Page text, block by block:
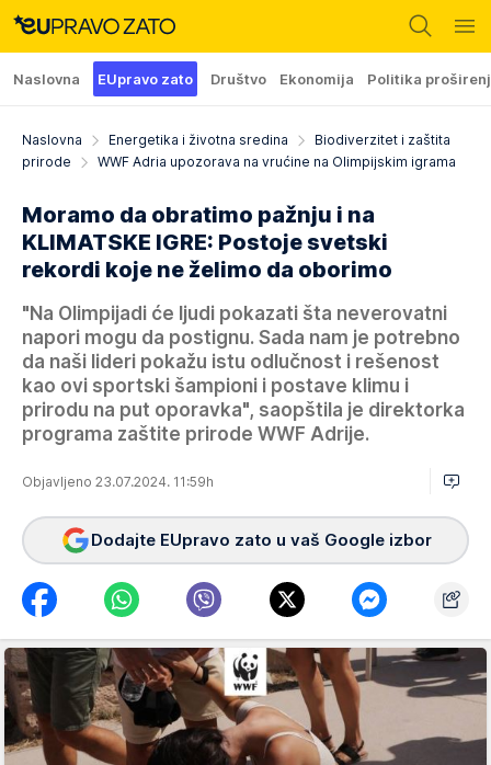
Naslovna EUpravo zato Društvo Ekonomija Politika
Naslovna Energetika i životna sredina
Biodiverzitet i zaštita
prirode
WWF Adria upozorava na vrućine na Olimpijskim igrama
Moramo da obratimo pažnju i na
KLIMATSKE IGRE: Postoje svetski
rekordi koje ne želimo da oborimo
"Na Olimpijadi će ljudi pokazati šta neverovatni
napori mogu da postignu. Sada nam je potrebno
da naši lideri pokažu istu odlučnost i rešenost
kao ovi sportski šampioni i postave klimu i
prirodu na put oporavka", saopštila je direktorka
programa zaštite prirode WWF Adrije.
Objavljeno 23.07.2024. 11:59h
Dodajte EUpravo zato u vaš Google izbor